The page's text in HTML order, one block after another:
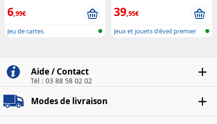
6,99€
Jeu de cartes
39,95€
Jeux et jouets d'éveil premier
Aide / Contact
Tél : 03 88 58 02 02
Modes de livraison